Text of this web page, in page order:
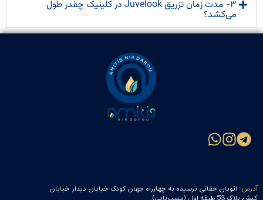
3- مدت زمان تزریق Juvelook در کلینیک چقدر طول
می‌کشد؟
آدرس: اتوبان حقانی نرسیده به چهارراه جهان کودک خیابان دیدار خیابان